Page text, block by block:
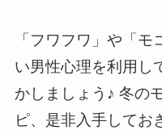
「フワフワ」や「
い男性心理を利用し
かしましょう♪ 冬の
ピ、是非入手してお